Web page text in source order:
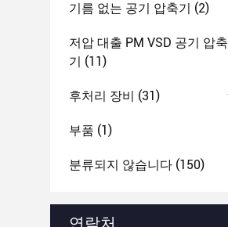
기름 없는 공기 압축기 (2)
저압 대출 PM VSD 공기 압축
기 (11)
후처리 장비 (31)
부품 (1)
분류되지 않습니다 (150)
연락처